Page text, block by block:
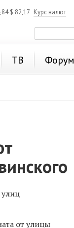
$ 82,17 Курс валют
ТВ Форум
от улицы